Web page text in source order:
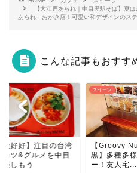
【大江戸あられ｜中目黒駅そば】夏
あられ・おかき店！可愛い和デザインのス
こんな記事もおすす
Nuts | 中目
多種多様なフレーバ
友人宅...
スイーツ
【悲報】フ
の名店「フ
ツ」が6月末